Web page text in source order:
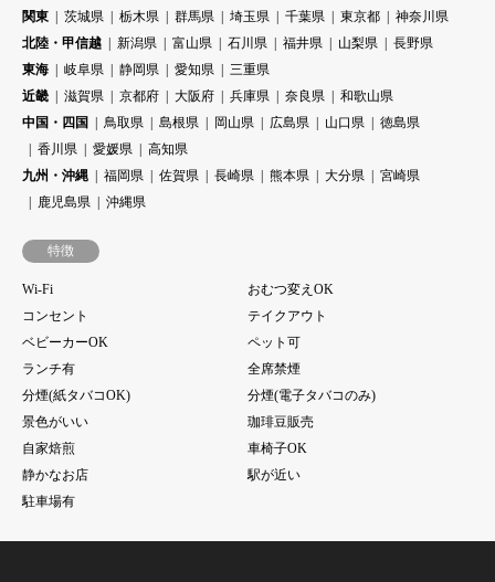
関東
茨城県 栃木県 群馬県 埼玉県 千葉県 東京都
神奈川県
北陸・甲信越
新潟県 富山県 石川県 福井県 山梨県
長野県
東海
岐阜県 静岡県 愛知県
三重県
近畿
滋賀県 京都府 大阪府 兵庫県 奈良県
和歌山県
中国・四国
鳥取県 島根県 岡山県 広島県 山口県
徳島県
香川県
愛媛県
高知県
九州・沖縄
福岡県 佐賀県 長崎県 熊本県 大分県
宮崎県
鹿児島県
沖縄県
特徴
Wi-Fi
おむつ変えOK
コンセント
テイクアウト
ベビーカーOK
ペット可
ランチ有
全席禁煙
分煙(紙タバコOK)
分煙(電子タバコのみ)
景色がいい
珈琲豆販売
自家焙煎
車椅子OK
静かなお店
駅が近い
駐車場有